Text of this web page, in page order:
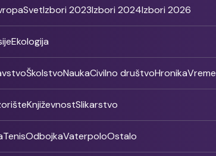
SvetIzbori 2023Izbori 2024Izbori 2026
Ekologija
ŠkolstvoNaukaCivilno društvoHronikaVreme
KnjiževnostSlikarstvo
TenisOdbojkaVaterpoloOstalo